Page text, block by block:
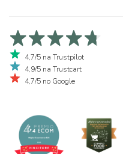
4,7/5 na Trustpilot
4,9/5 na Trustcart
4,7/5 no Google